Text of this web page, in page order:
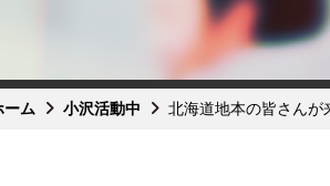
ーム 小沢活動中 北海道地本の皆さんが